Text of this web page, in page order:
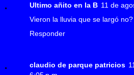
Ultimo añito en la B 11 de
Vieron la lluvia que se largó
Responder
claudio de parque patricios